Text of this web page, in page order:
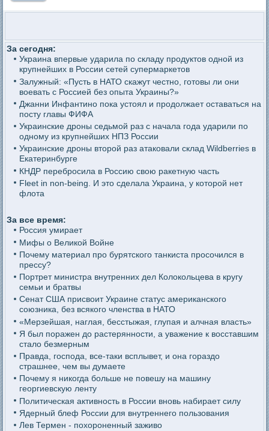
За сегодня:
Украина впервые ударила по складу продуктов одной из
крупнейших в России сетей супермаркетов
Залужный: «Пусть в НАТО скажут честно, готовы ли они
воевать с Россией без опыта Украины?»
Джанни Инфантино пока устоял и продолжает оставаться на
посту главы ФИФА
Украинские дроны седьмой раз с начала года ударили по
одному из крупнейших НПЗ России
Украинские дроны второй раз атаковали склад Wildberries в
Екатеринбурге
КНДР перебросила в Россию свою ракетную часть
Fleet in non-being. И это сделала Украина, у которой нет
флота
За все время:
Россия умирает
Мифы о Великой Войне
Почему материал про бурятского танкиста просочился в
прессу?
Портрет министра внутренних дел Колокольцева в кругу
семьи и братвы
Сенат США присвоит Украине статус американского
союзника, без всякого членства в НАТО
«Мерзейшая, наглая, бесстыжая, глупая и алчная власть»
Я был поражен до растерянности, а уважение к восставшим
стало безмерным
Правда, господа, все-таки всплывет, и она гораздо
страшнее, чем вы думаете
Почему я никогда больше не повешу на машину
георгиевскую ленту
Политическая активность в России вновь набирает силу
Ядерный блеф России для внутреннего пользования
Лев Термен - похороненный заживо